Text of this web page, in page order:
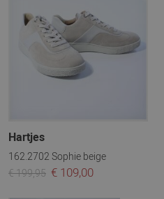
Hartjes
162.2702 Sophie beige
€ 199,95 € 109,00